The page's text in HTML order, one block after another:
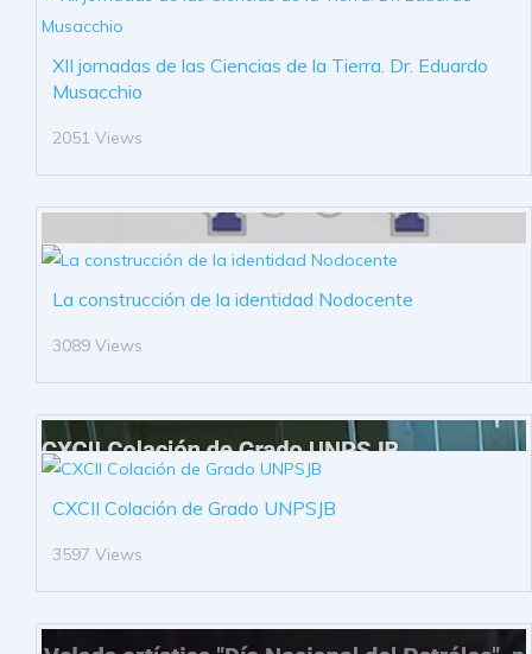
XII jornadas de las Ciencias de la Tierra. Dr. Eduardo
Musacchio
2051 Views
La construcción de la identidad Nodocente
3089 Views
CXCII Colación de Grado UNPSJB
3597 Views